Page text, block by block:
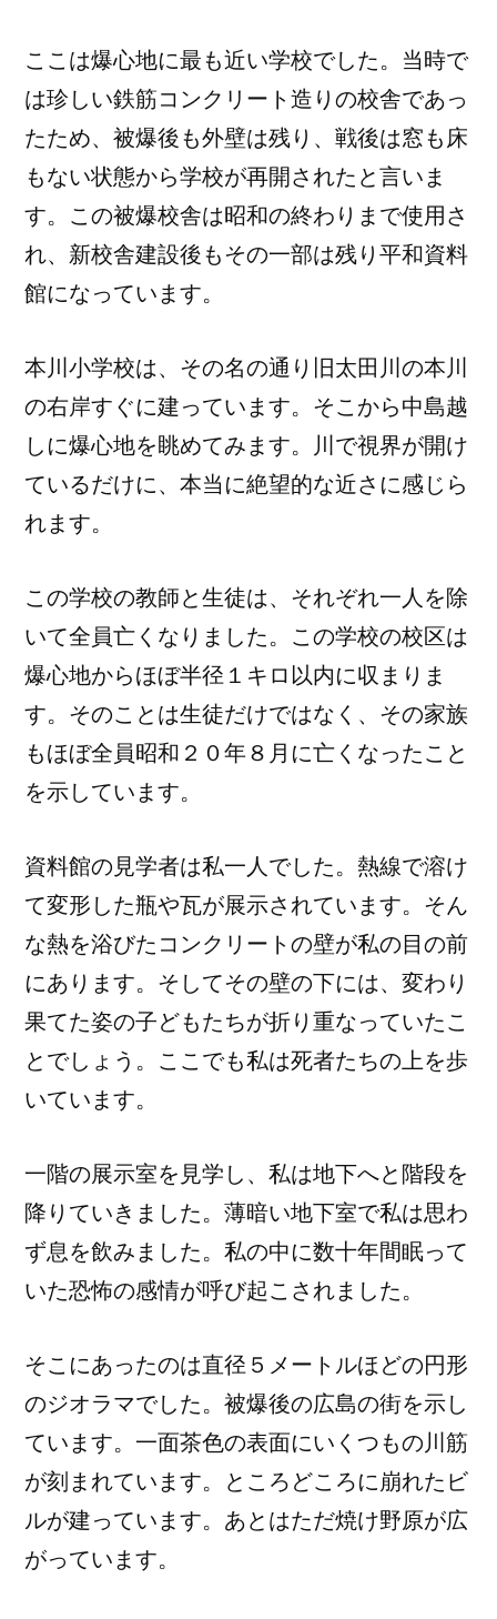
ここは爆心地に最も近い学校でした。当時で
は珍しい鉄筋コンクリート造りの校舎であっ
たため、被爆後も外壁は残り、戦後は窓も床
もない状態から学校が再開されたと言いま
す。この被爆校舎は昭和の終わりまで使用さ
れ、新校舎建設後もその一部は残り平和資料
館になっています。
本川小学校は、その名の通り旧太田川の本川
の右岸すぐに建っています。そこから中島越
しに爆心地を眺めてみます。川で視界が開け
ているだけに、本当に絶望的な近さに感じら
れます。
この学校の教師と生徒は、それぞれ一人を除
いて全員亡くなりました。この学校の校区は
爆心地からほぼ半径１キロ以内に収まりま
す。そのことは生徒だけではなく、その家族
もほぼ全員昭和２０年８月に亡くなったこと
を示しています。
資料館の見学者は私一人でした。熱線で溶け
て変形した瓶や瓦が展示されています。そん
な熱を浴びたコンクリートの壁が私の目の前
にあります。そしてその壁の下には、変わり
果てた姿の子どもたちが折り重なっていたこ
とでしょう。ここでも私は死者たちの上を歩
いています。
一階の展示室を見学し、私は地下へと階段を
降りていきました。薄暗い地下室で私は思わ
ず息を飲みました。私の中に数十年間眠って
いた恐怖の感情が呼び起こされました。
そこにあったのは直径５メートルほどの円形
のジオラマでした。被爆後の広島の街を示し
ています。一面茶色の表面にいくつもの川筋
が刻まれています。ところどころに崩れたビ
ルが建っています。あとはただ焼け野原が広
がっています。